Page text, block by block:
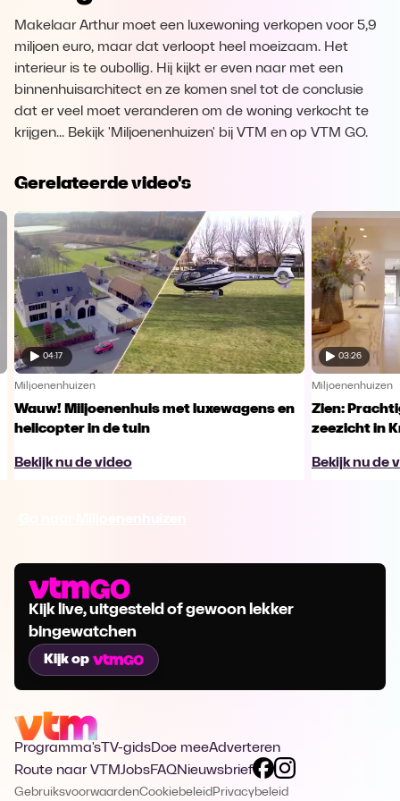
Makelaar Arthur moet een luxewoning verkopen voor 5,9
miljoen euro, maar dat verloopt heel moeizaam. Het
interieur is te oubollig. Hij kijkt er even naar met een
binnenhuisarchitect en ze komen snel tot de conclusie
dat er veel moet veranderen om de woning verkocht te
krijgen... Bekijk 'Miljoenenhuizen' bij VTM en op VTM GO.
Gerelateerde video's
04:17
Miljoenenhuizen
Wauw! Miljoenenhuis met luxewagens en
helicopter in de tuin
Bekijk nu de video
03:26
Miljoenenhuizen
Zien:
zeezicht in
Bekijk nu de
Kijk live, uitgesteld of gewoon lekker
bingewatchen
Kijk op
Programma's TV-gidsDoe meeAdverteren
Route naar VTMJobsFAQNieuwsbrief
GebruiksvoorwaardenCookiebeleid Privacybeleid